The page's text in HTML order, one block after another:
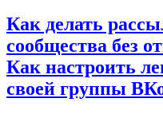
Как делать
сообщества без
Как настроить
своей группы